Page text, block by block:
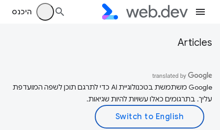
היכנס
Articles
‫Google משתמשת בטכנולוגיית AI כדי לתרגם תוכן לשפה המועדפת
עליך. בתרגומים כאלו עשויות להיות שגיאות.